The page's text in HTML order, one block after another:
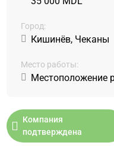
Город:
Кишинёв, Чеканы
Место работы:
Местоположение
Компания
подтверждена